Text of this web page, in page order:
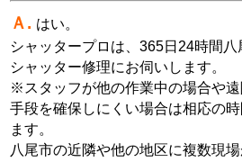
Ａ. はい。
シャッタープロは、365日24時間
シャッター修理にお伺いします。
※スタッフが他の作業中の場合や
手段を確保しにくい場合は相応の
ます。
八尾市の近隣や他の地区に複数現